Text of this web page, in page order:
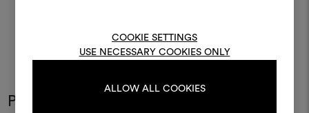
COOKIE SETTINGS
USE NECESSARY COOKIES ONLY
ALLOW ALL COOKIES
Potrebbe interessarti anche